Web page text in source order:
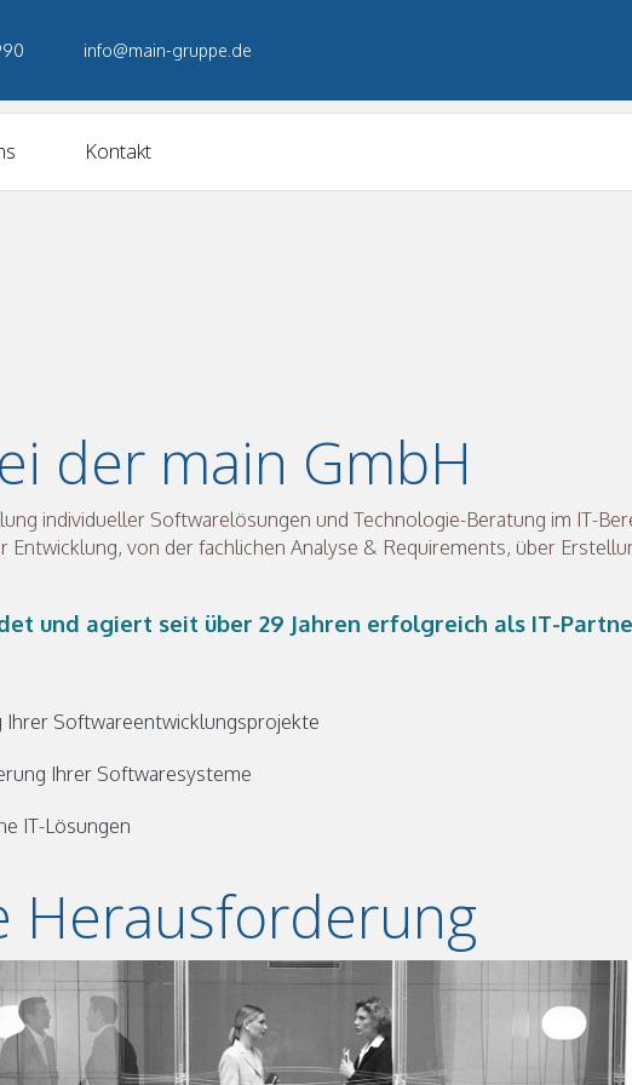
info@main-gruppe.de
Kontakt
der main GmbH
individueller Softwarelösungen und Technologie-Beratung im IT-
von der fachlichen Analyse & Requirements, über
und agiert seit über 29 Jahren erfolgreich als IT-
Ihrer Softwareentwicklungsprojekte
Ihrer Softwaresysteme
IT-Lösungen
Herausforderung